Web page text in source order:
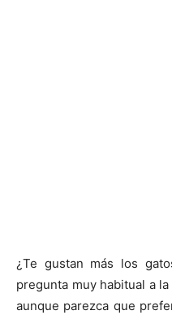
¿Te gustan más los
pregunta muy habitual a
aunque parezca que